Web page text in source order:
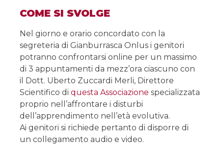
COME SI SVOLGE
Nel giorno e orario concordato con la
segreteria di Gianburrasca Onlus i genitori
potranno confrontarsi online per un massimo
di 3 appuntamenti da mezz’ora ciascuno con
il Dott. Uberto Zuccardi Merli, Direttore
Scientifico di questa Associazione specializzata
proprio nell’affrontare i disturbi
dell’apprendimento nell’età evolutiva.
Ai genitori si richiede pertanto di disporre di
un collegamento audio e video.